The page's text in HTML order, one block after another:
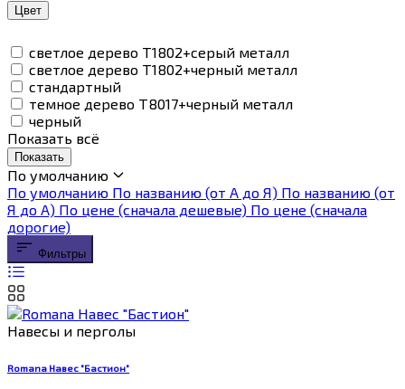
Цвет
светлое дерево T1802+серый металл
светлое дерево T1802+черный металл
стандартный
темное дерево T8017+черный металл
черный
Показать всё
Показать
По умолчанию
По умолчанию По названию (от А до Я) По названию (от
Я до А) По цене (сначала дешевые) По цене (сначала
дорогие)
Фильтры
Навесы и перголы
Romana Навес "Бастион"